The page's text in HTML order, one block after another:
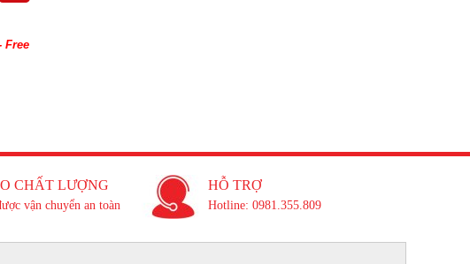
Free
CHẤT LƯỢNG
vận chuyển an toàn
HỖ TRỢ
Hotline: 0981.355.809